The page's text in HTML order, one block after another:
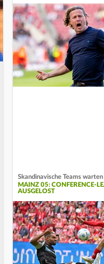
Skandinavische Teams warten
MAINZ 05: CONFERENCE-
AUSGELOST